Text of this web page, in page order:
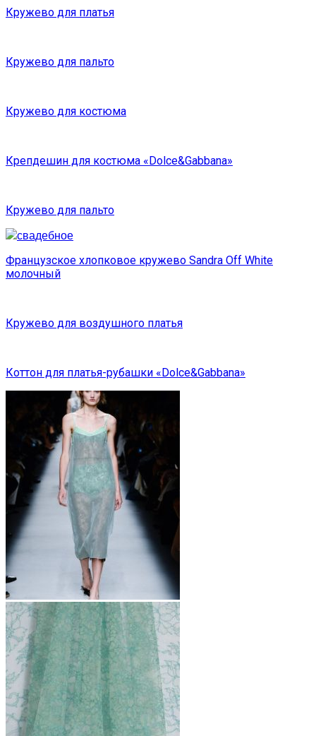
Кружево для платья
Кружево для пальто
Кружево для костюма
Крепдешин для костюма «Dolce&Gabbana»
Кружево для пальто
Французское хлопковое кружево Sandra Off White
молочный
Кружево для воздушного платья
Коттон для платья-рубашки «Dolce&Gabbana»